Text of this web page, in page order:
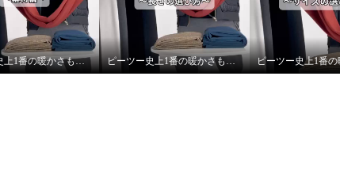
ピーツー史上1番の暖かさもこもこ裏起毛レギンスパンツ〜素材編〜 ピーツー史上1番の暖かさもこもこ裏起毛レギンスパンツ〜長さの選び方〜